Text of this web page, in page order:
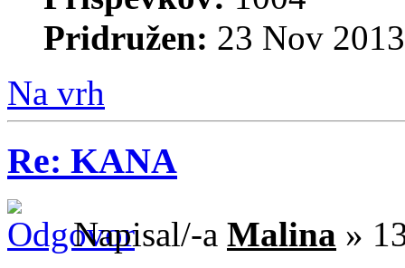
Pridružen: 23 Nov
Na vrh
Re: KANA
Napisal/-a Malina »